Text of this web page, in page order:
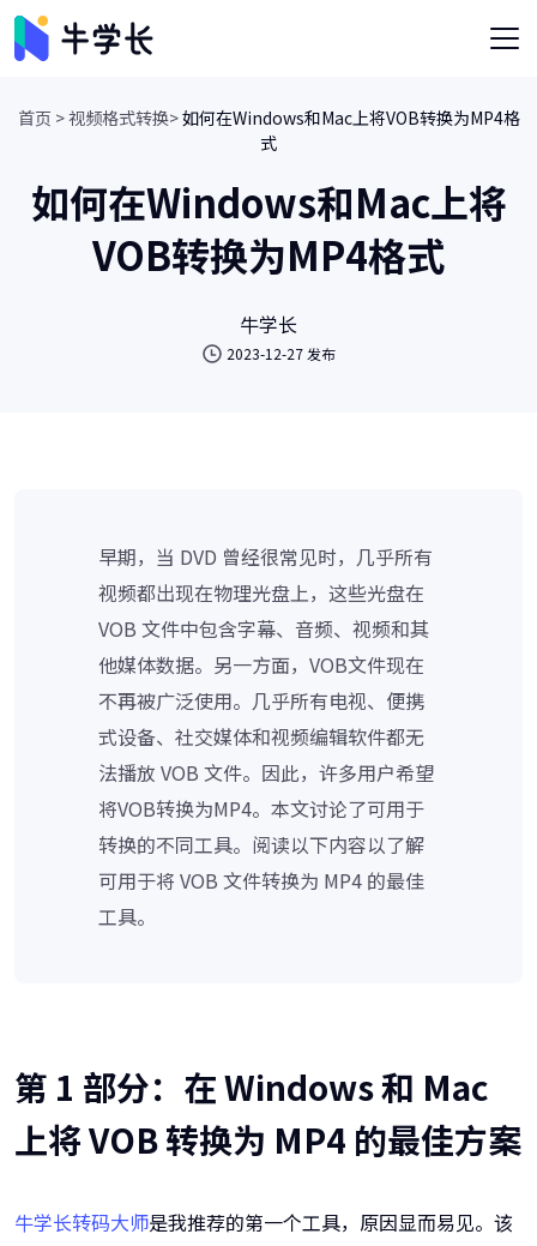
首页 >视频格式转换>如何在Windows和Mac上将VOB转换为MP4格
式
如何在Windows和Mac上将
VOB转换为MP4格式
牛学长
2023-12-27 发布
早期，当 DVD 曾经很常见时，几乎所有
视频都出现在物理光盘上，这些光盘在
VOB 文件中包含字幕、音频、视频和其
他媒体数据。另一方面，VOB文件现在
不再被广泛使用。几乎所有电视、便携
式设备、社交媒体和视频编辑软件都无
法播放 VOB 文件。因此，许多用户希望
将VOB转换为MP4。本文讨论了可用于
转换的不同工具。阅读以下内容以了解
可用于将 VOB 文件转换为 MP4 的最佳
工具。
第 1 部分：在 Windows 和 Mac
上将 VOB 转换为 MP4 的最佳方案
牛学长转码大师是我推荐的第一个工具，原因显而易见。该